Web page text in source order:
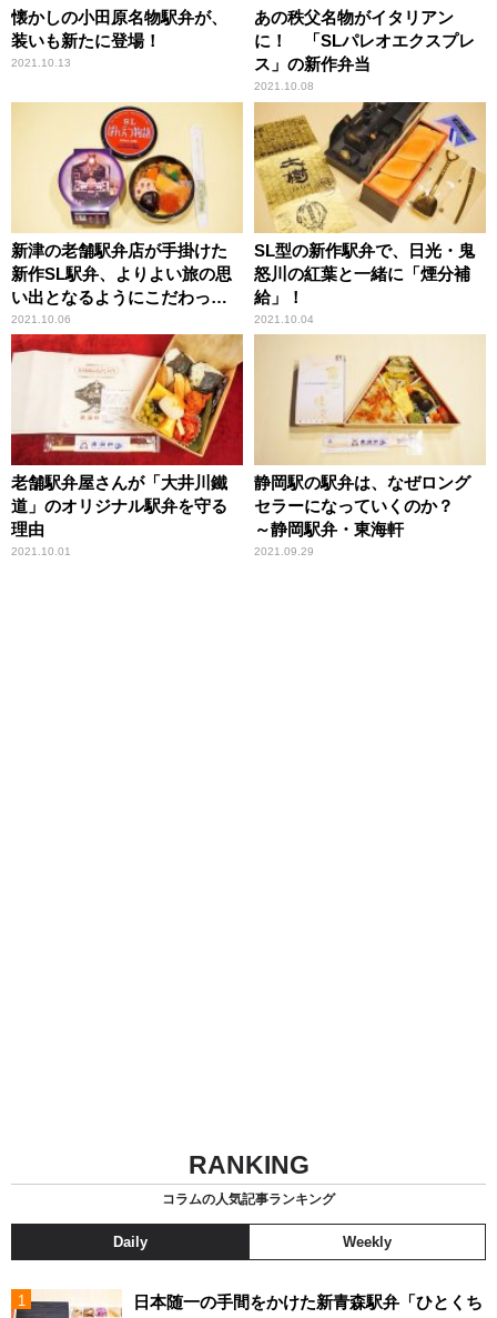
懐かしの小田原名物駅弁が、
装いも新たに登場！
2021.10.13
あの秩父名物がイタリアン
に！ 「SLパレオエクスプレ
ス」の新作弁当
2021.10.08
新津の老舗駅弁店が手掛けた
新作SL駅弁、よりよい旅の思
い出となるようにこだわった
ポイントとは？
2021.10.06
SL型の新作駅弁で、日光・鬼
怒川の紅葉と一緒に「煙分補
給」！
2021.10.04
老舗駅弁屋さんが「大井川鐵
道」のオリジナル駅弁を守る
理由
2021.10.01
静岡駅の駅弁は、なぜロング
セラーになっていくのか？
～静岡駅弁・東海軒
2021.09.29
RANKING
コラムの人気記事ランキング
Daily Weekly
日本随一の手間をかけた新青森駅弁「ひとくち